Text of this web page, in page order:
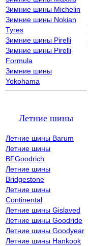
Зимние шины Michelin
Зимние шины Nokian
Tyres
Зимние шины Pirelli
Зимние шины Pirelli
Formula
Зимние шины
Yokohama
Летние шины
Летние шины Barum
Летние шины
BFGoodrich
Летние шины
Bridgestone
Летние шины
Continental
Летние шины Gislaved
Летние шины Goodride
Летние шины Goodyear
Летние шины Hankook